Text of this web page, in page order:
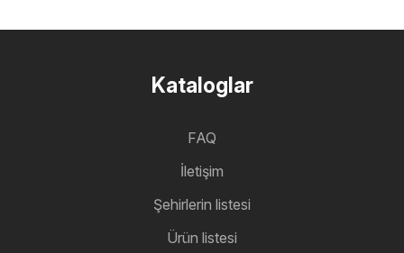
Kataloglar
FAQ
İletişim
Şehirlerin listesi
Ürün listesi